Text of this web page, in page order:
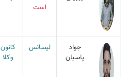
است
جواد
پاسبان
لیسانس
کانون
وکلا